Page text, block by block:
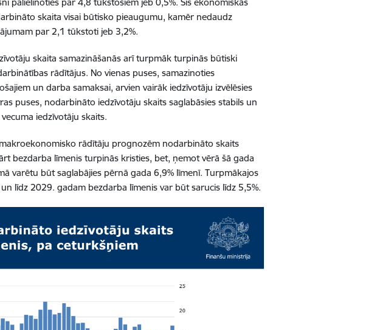
skaita visai būtisko pieaugumu, kamēr nedaudz
par 2,1 tūkstoti jeb 3,2%.
skaita samazināšanās arī turpmāk turpinās būtiski
rādītājus. No vienas puses, samazinoties
un darba samaksai, arvien vairāk iedzīvotāju izvēlēsies
puses, nodarbināto iedzīvotāju skaits saglabāsies stabils un
iedzīvotāju skaits.
rādītāju prognozēm nodarbināto skaits
bezdarba līmenis turpinās kristies, bet, ņemot vērā šā gada
varētu būt saglabājies pērnā gada 6,9% līmenī. Turpmākajos
līdz 2029. gadam bezdarba līmenis var būt sarucis līdz 5,5%.